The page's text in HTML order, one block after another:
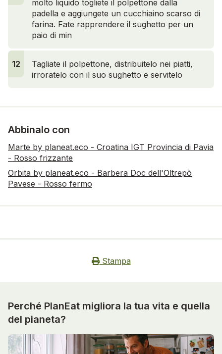
molto liquido togliete il polpettone dalla
padella e aggiungete un cucchiaino scarso di
farina. Fate rapprendere il sughetto per un
paio di min
12
Tagliate il polpettone, distribuitelo nei piatti,
irroratelo con il suo sughetto e servitelo
Abbinalo con
Marte by planeat.eco - Croatina IGT Provincia di Pavia
- Rosso frizzante
Orbita by planeat.eco - Barbera Doc dell'Oltrepò
Pavese - Rosso fermo
Stampa
Perché PlanEat migliora la tua vita e quella
del pianeta?